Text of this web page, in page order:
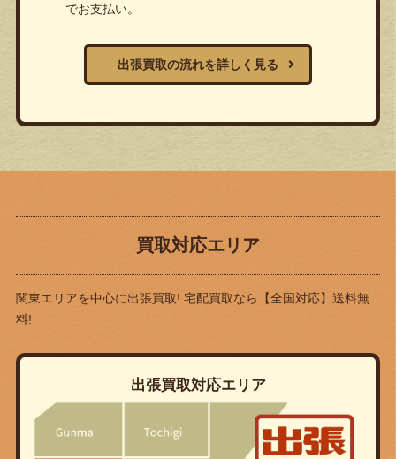
でお支払い。
出張買取の流れを詳しく見る
買取対応エリア
関東エリアを中心に出張買取! 宅配買取なら
【全国対応】送料無
料!
出張買取対応エリア